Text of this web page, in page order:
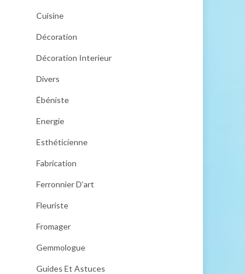
Cuisine
Décoration
Décoration Interieur
Divers
Ébéniste
Energie
Esthéticienne
Fabrication
Ferronnier D’art
Fleuriste
Fromager
Gemmologue
Guides Et Astuces